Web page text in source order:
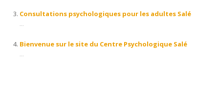
Consultations psychologiques pour les adultes Salé
...
Bienvenue sur le site du Centre Psychologique Salé
...